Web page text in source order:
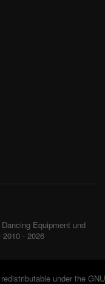
Equipment und
- 2026
under the GNU